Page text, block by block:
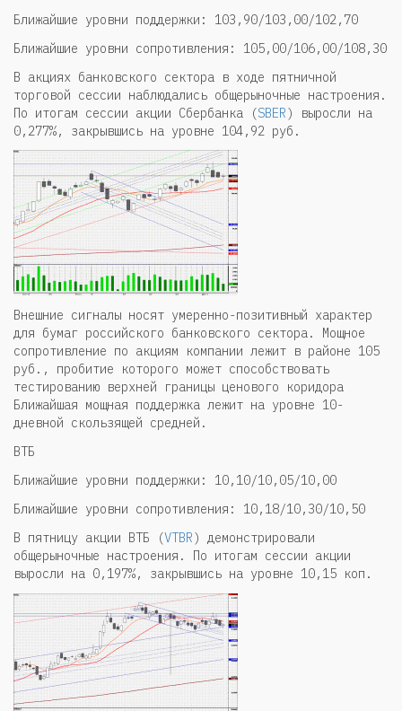
Ближайшие уровни поддержки: 103,90/103,00/102,70
Ближайшие уровни сопротивления: 105,00/106,00/108,30
В акциях банковского сектора в ходе пятничной
торговой сессии наблюдались общерыночные настроения.
По итогам сессии акции Сбербанка (SBER) выросли на
0,277%, закрывшись на уровне 104,92 руб.
Внешние сигналы носят умеренно-позитивный характер
для бумаг российского банковского сектора. Мощное
сопротивление по акциям компании лежит в районе 105
руб., пробитие которого может способствовать
тестированию верхней границы ценового коридора
Ближайшая мощная поддержка лежит на уровне 10-
дневной скользящей средней.
ВТБ
Ближайшие уровни поддержки: 10,10/10,05/10,00
Ближайшие уровни сопротивления: 10,18/10,30/10,50
В пятницу акции ВТБ (VTBR) демонстрировали
общерыночные настроения. По итогам сессии акции
выросли на 0,197%, закрывшись на уровне 10,15 коп.